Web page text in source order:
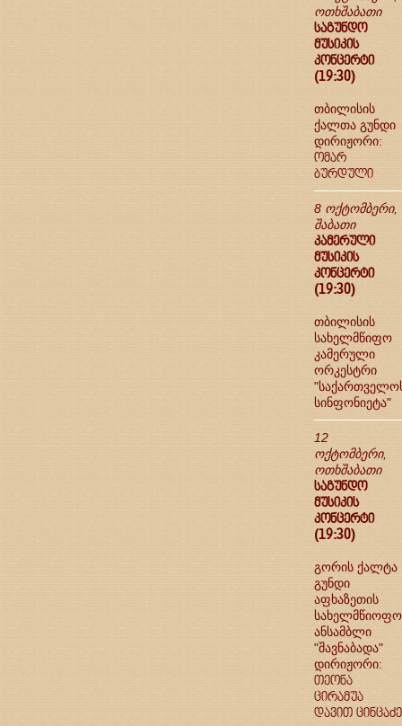
ოთხშაბათი
საგუნდო
მუსიკის
კონცერტი
(19:30)
თბილისის
ქალთა გუნდი
დირიჟორი:
ომარ
ბურდული
8 ოქტომბერი,
შაბათი
კამერული
მუსიკის
კონცერტი
(19:30)
თბილისის
სახელმწიფო
კამერული
ორკესტრი
სინფონიეტა"
12
ოქტომბერი,
ოთხშაბათი
საგუნდო
მუსიკის
კონცერტი
(19:30)
გორის ქალტა
გუნდი
აფხაზეთის
სახელმწიოფო
ანსამბლი
"შავნაბადა"
დირიჟორი:
თეონა
ცირამუა
დავით ცინცაძე